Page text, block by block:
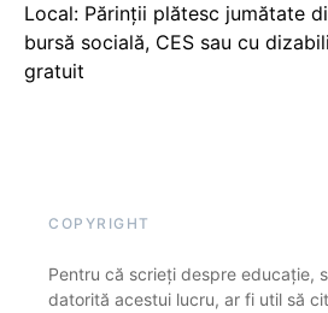
Local: Părinții plătesc jumătate
bursă socială, CES sau cu
gratuit
COPYRIGHT
Pentru că scrieți despre educație,
datorită acestui lucru, ar fi util să